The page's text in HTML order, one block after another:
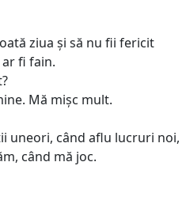
ziua și să nu fii fericit
fi fain.
Mă mișc mult.
uneori, când aflu lucruri noi,
când mă joc.